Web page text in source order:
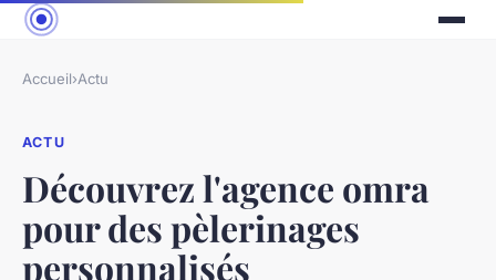
Accueil›Actu
ACTU
Découvrez l'agence omra
pour des pèlerinages
personnalisés